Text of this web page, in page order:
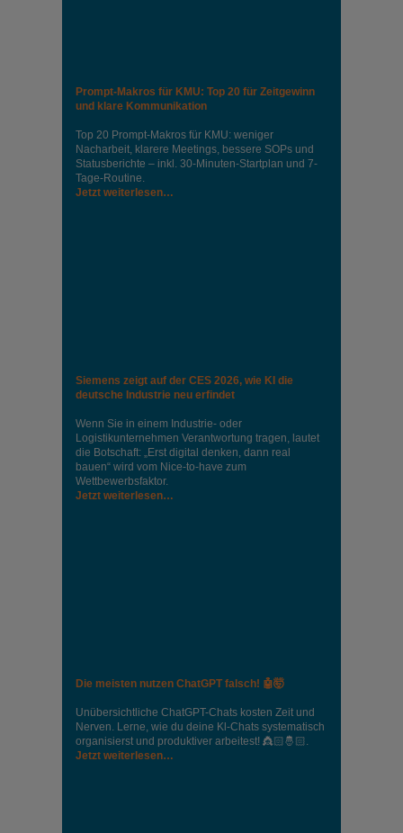
Prompt-Makros für KMU: Top 20 für Zeitgewinn
und klare Kommunikation
Top 20 Prompt-Makros für KMU: weniger
Nacharbeit, klarere Meetings, bessere SOPs und
Statusberichte – inkl. 30-Minuten-Startplan und 7-
Tage-Routine.
Jetzt weiterlesen…
Siemens zeigt auf der CES 2026, wie KI die
deutsche Industrie neu erfindet
Wenn Sie in einem Industrie‑ oder
Logistikunternehmen Verantwortung tragen, lautet
die Botschaft: „Erst digital denken, dann real
bauen“ wird vom Nice‑to‑have zum
Wettbewerbsfaktor.
Jetzt weiterlesen…
Die meisten nutzen ChatGPT falsch! 🤖🤯
Unübersichtliche ChatGPT-Chats kosten Zeit und
Nerven. Lerne, wie du deine Kl-Chats systematisch
organisierst und produktiver arbeitest! 👸🏻🤴🏻.
Jetzt weiterlesen…